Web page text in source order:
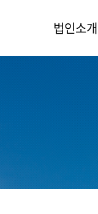
법인소개
인사말
운영위원회